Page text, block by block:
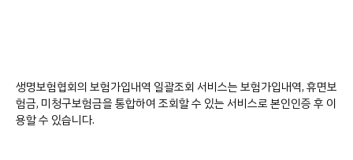
생명보험협회의 보험가입내역 일괄조회 서비스는 보험가입내역, 휴면보
험금, 미청구보험금을 통합하여 조회할 수 있는 서비스로 본인인증 후 이
용할 수 있습니다.